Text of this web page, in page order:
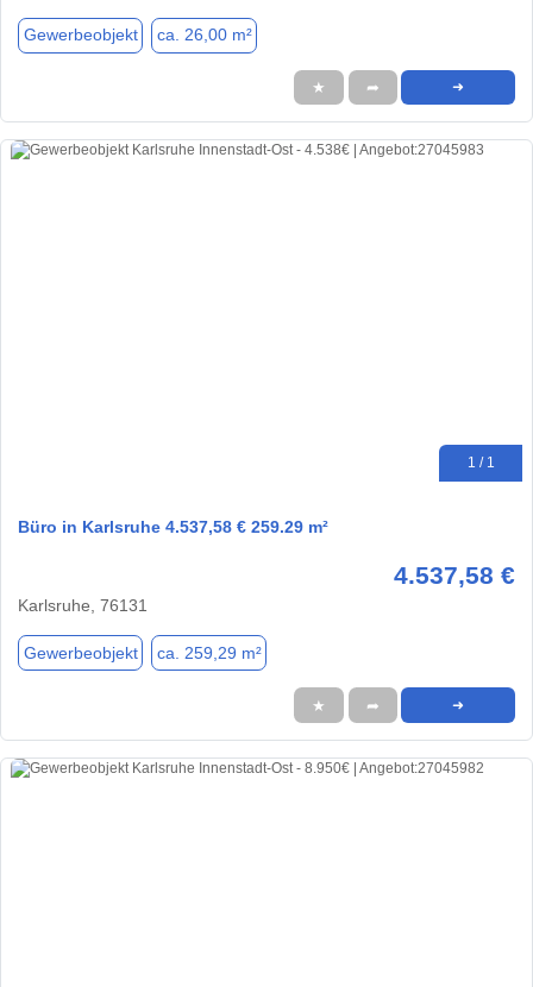
Gewerbeobjekt ca. 26,00 m²
★ ➦ ➜
1 / 1
Büro in Karlsruhe 4.537,58 € 259.29 m²
4.537,58 €
Karlsruhe, 76131
Gewerbeobjekt ca. 259,29 m²
★ ➦ ➜